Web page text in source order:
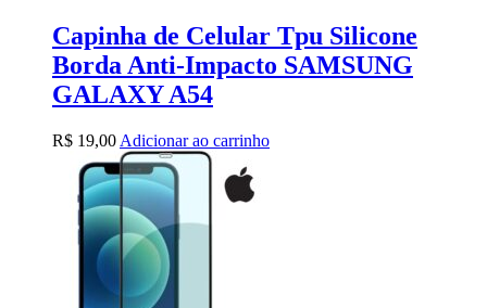
Capinha de Celular Tpu Silicone
Borda Anti-Impacto SAMSUNG
GALAXY A54
R$ 19,00 Adicionar ao carrinho